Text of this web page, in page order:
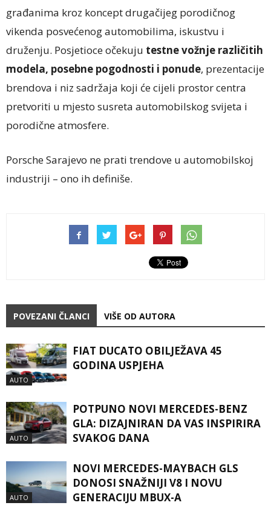
građanima kroz koncept drugačijeg porodičnog
vikenda posvećenog automobilima, iskustvu i
druženju. Posjetioce očekuju testne vožnje različitih
modela, posebne pogodnosti i ponude, prezentacije
brendova i niz sadržaja koji će cijeli prostor centra
pretvoriti u mjesto susreta automobilskog svijeta i
porodične atmosfere.
Porsche Sarajevo ne prati trendove u automobilskoj
industriji – ono ih definiše.
POVEZANI ČLANCI VIŠE OD AUTORA
AUTO
FIAT DUCATO OBILJEŽAVA 45
GODINA USPJEHA
AUTO
POTPUNO NOVI MERCEDES-BENZ
GLA: DIZAJNIRAN DA VAS INSPIRIRA
SVAKOG DANA
AUTO
NOVI MERCEDES-MAYBACH GLS
DONOSI SNAŽNIJI V8 I NOVU
GENERACIJU MBUX-A